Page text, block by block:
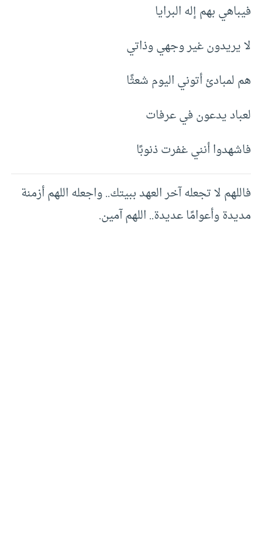
فيباهي بهم إله البرايا
لا يريدون غير وجهي وذاتي
هم لمبادئ أتوني اليوم شعثًا
لعباد يدعون في عرفات
فاشهدوا أنني غفرت ذنوبًا
فاللهم لا تجعله آخر العهد ببيتك.. واجعله اللهم أزمنة
مديدة وأعوامًا عديدة.. اللهم آمين.